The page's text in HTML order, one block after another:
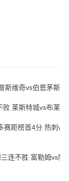
斯维奇vs伯恩茅斯
莱斯特城vs布莱顿
赛距榜首4分 热刺vs
连不胜 富勒姆vs阿